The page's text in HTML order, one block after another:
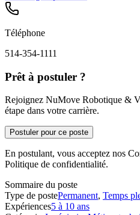
Téléphone
514-354-1111
Prêt à postuler ?
Rejoignez NuMove Robotique &
étape dans votre carrière.
Postuler pour ce poste
En postulant, vous acceptez nos
Politique de confidentialité.
Sommaire du poste
Type de postePermanent, Temps
Expériences5 à 10 ans